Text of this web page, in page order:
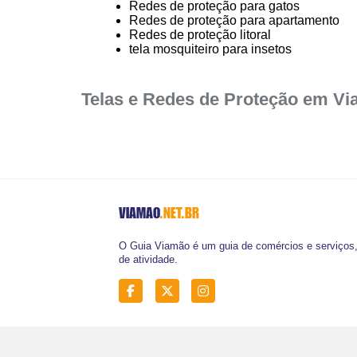
Redes de proteção para gatos
Redes de proteção para apartamento
Redes de proteção litoral
tela mosquiteiro para insetos
Telas e Redes de Proteção em
VIAMAO.NET.BR
O Guia Viamão é um guia de comércios e
de atividade.